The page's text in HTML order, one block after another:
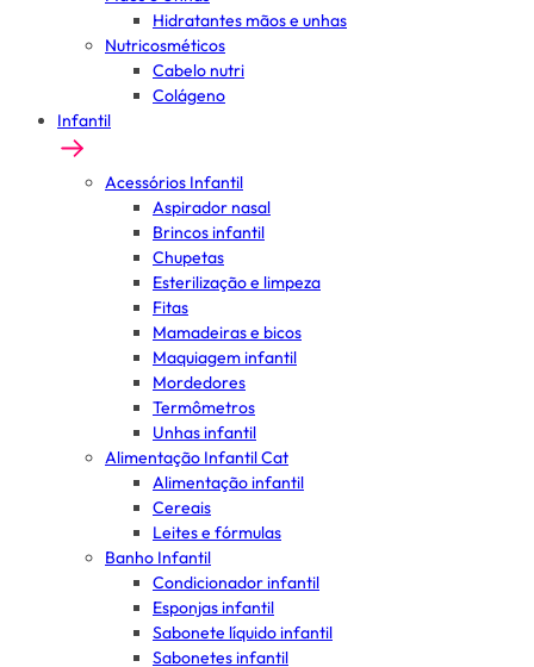
Hidratantes mãos e unhas
Nutricosméticos
Cabelo nutri
Colágeno
Infantil
Acessórios Infantil
Aspirador nasal
Brincos infantil
Chupetas
Esterilização e limpeza
Fitas
Mamadeiras e bicos
Maquiagem infantil
Mordedores
Termômetros
Unhas infantil
Alimentação Infantil Cat
Alimentação infantil
Cereais
Leites e fórmulas
Banho Infantil
Condicionador infantil
Esponjas infantil
Sabonete líquido infantil
Sabonetes infantil